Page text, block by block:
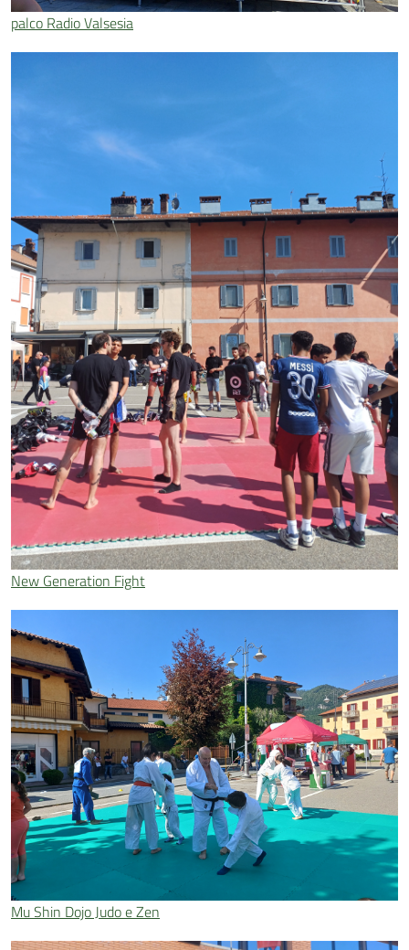
palco Radio Valsesia
New Generation Fight
Mu Shin Dojo Judo e Zen